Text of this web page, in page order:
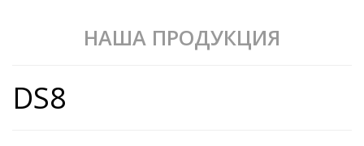
НАША ПРОДУКЦИЯ
DS8